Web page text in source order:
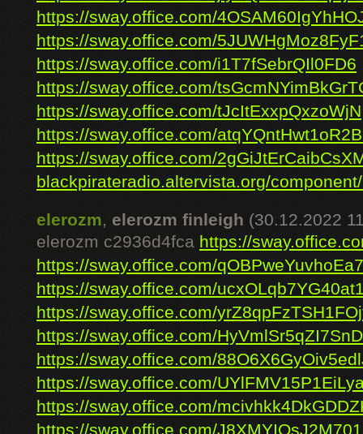
https://sway.office.com/
https://sway.office.com/
https://sway.office.com/i1T7fSebrQIl0FD6
https://sway.office.com/
https://sway.office.com/tJcItExxpQxzoWjN
https://sway.office.com/
https://sway.office.com/
blackpirateradio.altervista.org/
elerozm, elerozm finleigh (30.12.2022
elerozm c2936d4fca https://
https://sway.office.com/
https://sway.office.com/
https://sway.office.com/
https://sway.office.com/
https://sway.office.com/
https://sway.office.com/
https://sway.office.com/
https://sway.office.com/